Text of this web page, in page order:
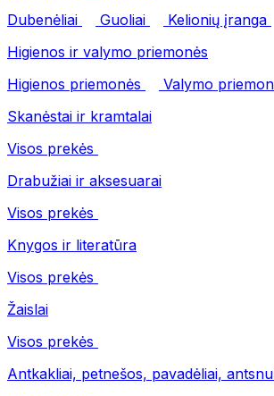
Dubenėliai
Guoliai
Kelionių įranga
Higienos ir valymo priemonės
Higienos priemonės
Valymo
Skanėstai ir kramtalai
Visos prekės
Drabužiai ir aksesuarai
Visos prekės
Knygos ir literatūra
Visos prekės
Žaislai
Visos prekės
Antkakliai, petnešos, pavadėliai,